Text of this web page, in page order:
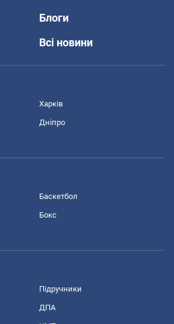
Блоги
Всі новини
Харків
Дніпро
Баскетбол
Бокс
Підручники
ДПА